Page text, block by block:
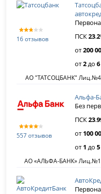
16 отзывов
ПСК23.2
от200
от2до6
АО "ТАТСОЦБАНК"
557 отзывов
Альфа-
Без
ПСК23.
от 100
от 1 до5
АО «АЛЬФА-БАНК»